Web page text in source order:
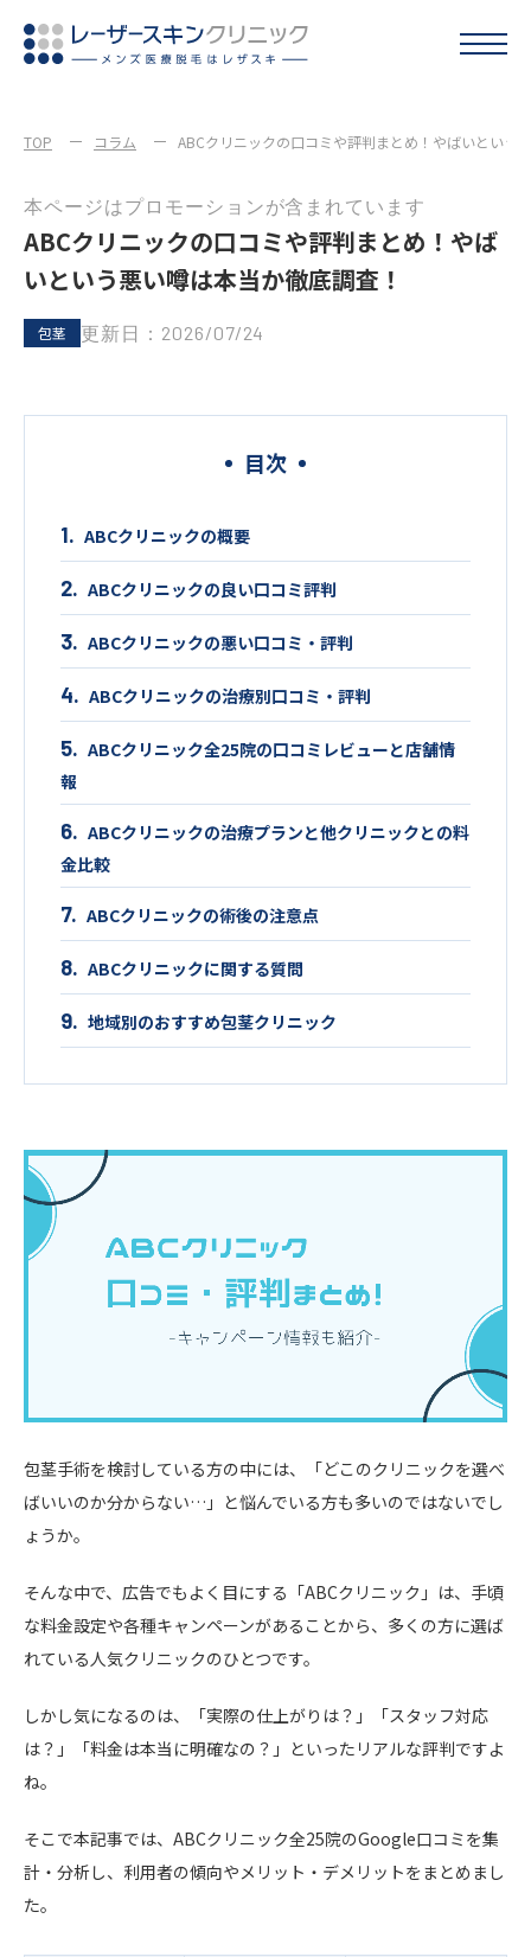
TOP コラム ABCクリニックの口コミや評判まとめ！やばいという
本ページはプロモーションが含まれています
ABCクリニックの口コミや評判まとめ！やば
いという悪い噂は本当か徹底調査！
包茎 更新日：2026/07/24
目次
ABCクリニックの概要
ABCクリニックの良い口コミ評判
ABCクリニックの悪い口コミ・評判
ABCクリニックの治療別口コミ・評判
ABCクリニック全25院の口コミレビューと店舗情
報
ABCクリニックの治療プランと他クリニックとの料
金比較
ABCクリニックの術後の注意点
ABCクリニックに関する質問
地域別のおすすめ包茎クリニック
包茎手術を検討している方の中には、「どこのクリニックを選べ
ばいいのか分からない…」と悩んでいる方も多いのではないでし
ょうか。
そんな中で、広告でもよく目にする「ABCクリニック」は、手頃
な料金設定や各種キャンペーンがあることから、多くの方に選ば
れている人気クリニックのひとつです。
しかし気になるのは、「実際の仕上がりは？」「スタッフ対応
は？」「料金は本当に明確なの？」といったリアルな評判ですよ
ね。
そこで本記事では、ABCクリニック全25院のGoogle口コミを集
計・分析し、利用者の傾向やメリット・デメリットをまとめまし
た。